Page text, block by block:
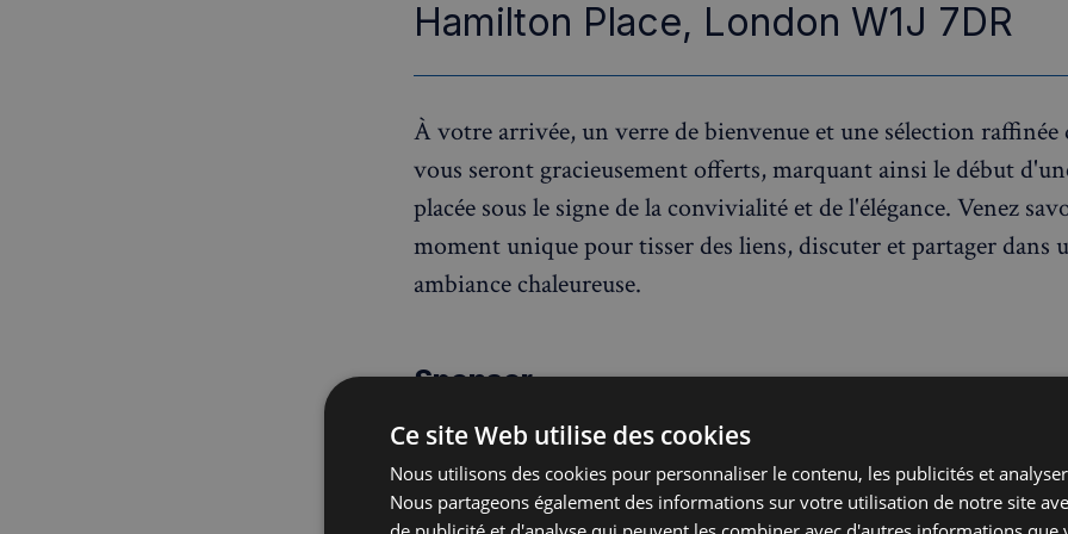
Hamilton Place, London W1J 7DR
À votre arrivée, un verre de bienvenue et une sélection raffinée
vous seront gracieusement offerts, marquant ainsi le début
placée sous le signe de la convivialité et de l'élégance. Venez
moment unique pour tisser des liens, discuter et partager dans
ambiance chaleureuse.
Sponsor
Nous sommes honorés de présenter notre sponsor,
web. Dirigée par Jérémie Raude-Leroy, cette agence web
Londres proposede créer votre site internet à partir de 17€
Ce site Web utilise des cookies
Nous utilisons des cookies pour personnaliser le contenu, les publicités et
Nous partageons également des informations sur votre utilisation de notre site